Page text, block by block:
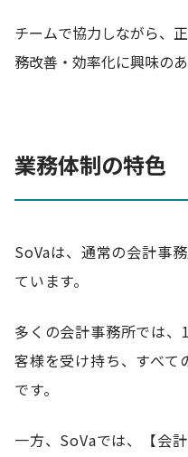
チームで協力しながら、
務改善・効率化に興味の
業務体制の特色
SoVaは、通常の会計事
ています。
多くの会計事務所では
客様を受け持ち、すべて
です。
一方、SoVaでは、【会